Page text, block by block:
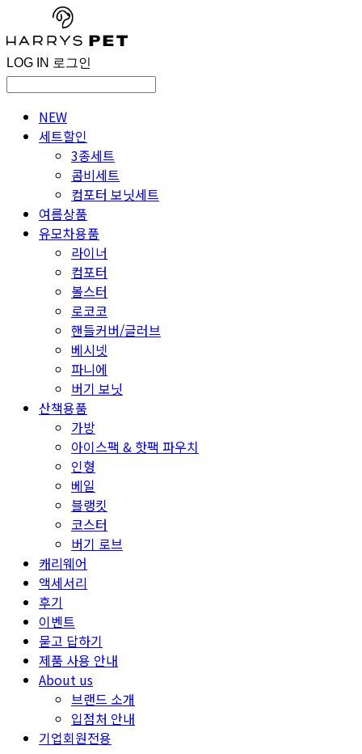
LOG IN 로그인
NEW
세트할인
3종세트
콤비세트
컴포터 보닛세트
여름상품
유모차용품
라이너
컴포터
볼스터
로코코
핸들커버/글러브
베시넷
파니에
버기 보닛
산책용품
가방
아이스팩 & 핫팩 파우치
인형
베일
블랭킷
코스터
버기 로브
캐리웨어
액세서리
후기
이벤트
묻고 답하기
제품 사용 안내
About us
브랜드 소개
입점처 안내
기업회원전용